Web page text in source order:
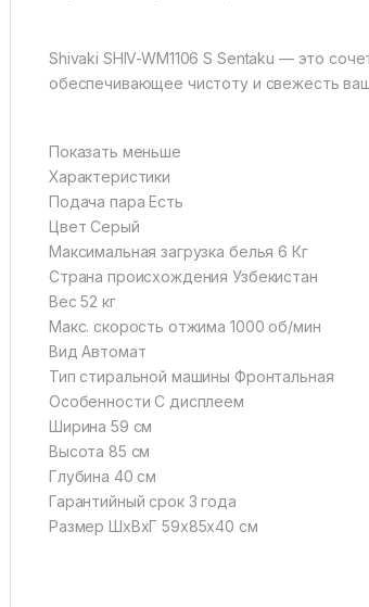
Shivaki SHIV-WM1106 S Sentaku — это
обеспечивающее чистоту и свежесть
Показать меньше
Характеристики
Подача пара Есть
Цвет Серый
Максимальная загрузка белья 6 Кг
Страна происхождения Узбекистан
Вес 52 кг
Макс. скорость отжима 1000 об/мин
Вид Автомат
Тип стиральной машины Фронтальная
Особенности С дисплеем
Ширина 59 см
Высота 85 см
Глубина 40 см
Гарантийный срок 3 года
Размер ШхВхГ 59х85х40 см